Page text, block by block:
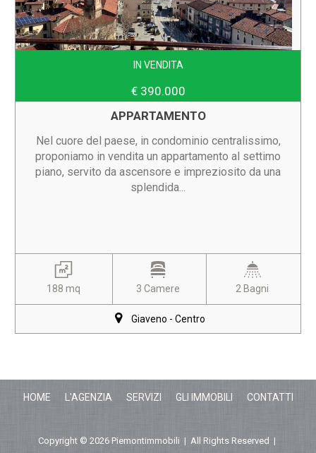
IN VENDITA
€ 390.000
APPARTAMENTO
Nel cuore del paese, in condominio centralissimo,
proponiamo in vendita un appartamento al settimo
piano, servito da ascensore e impreziosito da una
splendida...
188 mq 3 Camere 2 Bagni
Giaveno - Centro
HOME L'AGENZIA SERVIZI GLI IMMOBILI CONTATTI
Copyright © 2026 Piemontimmobili | All Rights Reserved |